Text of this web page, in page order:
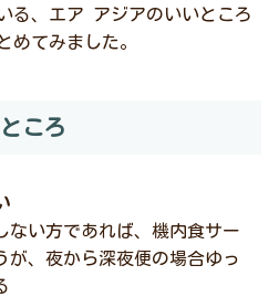
る、エア アジアのいいところ
めてみました。
ころ
い方であれば、機内食サー
が、夜から深夜便の場合ゆっ